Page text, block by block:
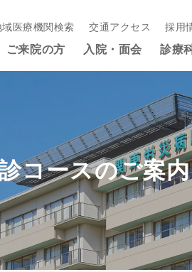
域医療機関検索 交通アクセス 採用
ご来院の方 入院・面会 診療
コースのご案内